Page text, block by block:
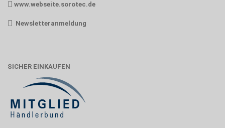
www.webseite.sorotec.de
Newsletteranmeldung
SICHER EINKAUFEN